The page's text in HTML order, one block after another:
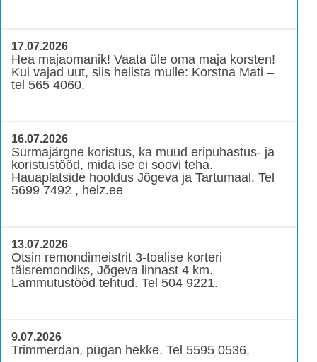
17.07.2026
Hea majaomanik! Vaata üle oma maja korsten!
Kui vajad uut, siis helista mulle: Korstna Mati –
tel 565 4060.
16.07.2026
Surmajärgne koristus, ka muud eripuhastus- ja
koristustööd, mida ise ei soovi teha.
Hauaplatside hooldus Jõgeva ja Tartumaal. Tel
5699 7492 , helz.ee
13.07.2026
Otsin remondimeistrit 3-toalise korteri
täisremondiks, Jõgeva linnast 4 km.
Lammutustööd tehtud. Tel 504 9221.
9.07.2026
Trimmerdan, pügan hekke. Tel 5595 0536.